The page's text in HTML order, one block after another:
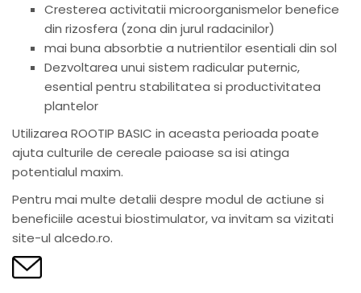
Cresterea activitatii microorganismelor benefice
din rizosfera (zona din jurul radacinilor)
mai buna absorbtie a nutrientilor esentiali din sol
Dezvoltarea unui sistem radicular puternic,
esential pentru stabilitatea si productivitatea
plantelor
Utilizarea ROOTIP BASIC in aceasta perioada poate
ajuta culturile de cereale paioase sa isi atinga
potentialul maxim.
Pentru mai multe detalii despre modul de actiune si
beneficiile acestui biostimulator, va invitam sa vizitati
site-ul alcedo.ro.